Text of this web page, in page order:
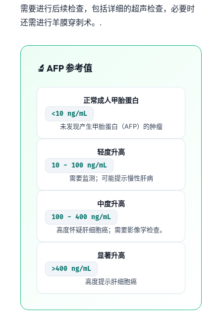
需要进行后续检查，包括详细的超声检查，必要时
还需进行羊膜穿刺术。.
🔬 AFP 参考值
正常成人甲胎蛋白
<10 ng/mL
未发现产生甲胎蛋白（AFP）的肿瘤
轻度升高
10 - 100 ng/mL
需要监测；可能提示慢性肝病
中度升高
100 - 400 ng/mL
高度怀疑肝细胞癌；需要影像学检查。
显著升高
>400 ng/mL
高度提示肝细胞癌
Cebuano
Татар теле
Беларуская мова
Esperanto
Frysk
Norsk bokmål